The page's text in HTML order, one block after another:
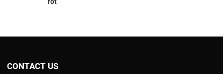
CONTACT US